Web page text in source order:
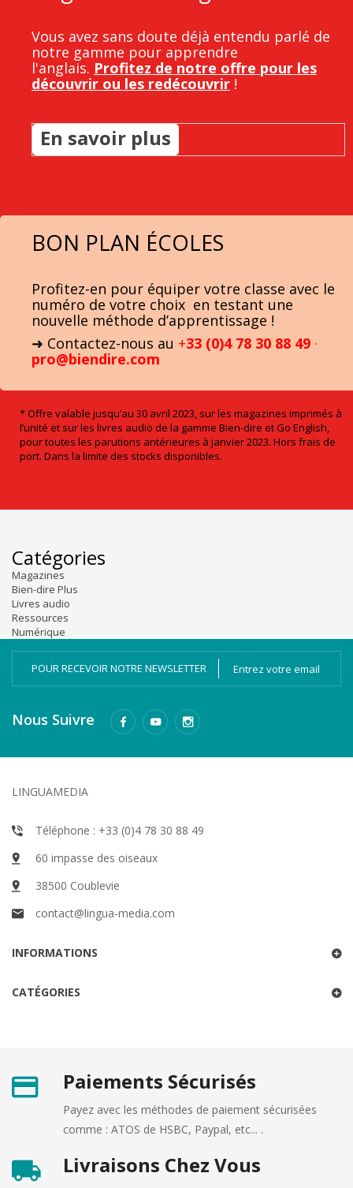
Vous avez sans doute déjà entendu parlé de
notre gamme pour apprendre
l'anglais. Profitez de notre offre pour les
découvrir ou les redécouvrir !
En savoir plus
BON PLAN ÉCOLES
Profitez-en pour équiper votre classe avec le
numéro de votre choix en testant une
nouvelle méthode d’apprentissage !
➜ Contactez-nous au +33 (0)4 78 30 88 49 ·
pro@biendire.com
* Offre valable jusqu’au 30 avril 2023, sur les magazines imprimés à
l’unité et sur les livres audio de la gamme Bien-dire et Go English,
pour toutes les parutions antérieures à janvier 2023. Hors frais de
port. Dans la limite des stocks disponibles.
Catégories
Magazines
Bien-dire Plus
Livres audio
Ressources
Numérique
POUR RECEVOIR NOTRE NEWSLETTER
Nous Suivre
LINGUAMEDIA
Téléphone : +33 (0)4 78 30 88 49
60 impasse des oiseaux
38500 Coublevie
contact@lingua-media.com
INFORMATIONS
CATÉGORIES
Paiements Sécurisés
Payez avec les méthodes de paiement sécurisées
comme : ATOS de HSBC, Paypal, etc... .
Livraisons Chez Vous